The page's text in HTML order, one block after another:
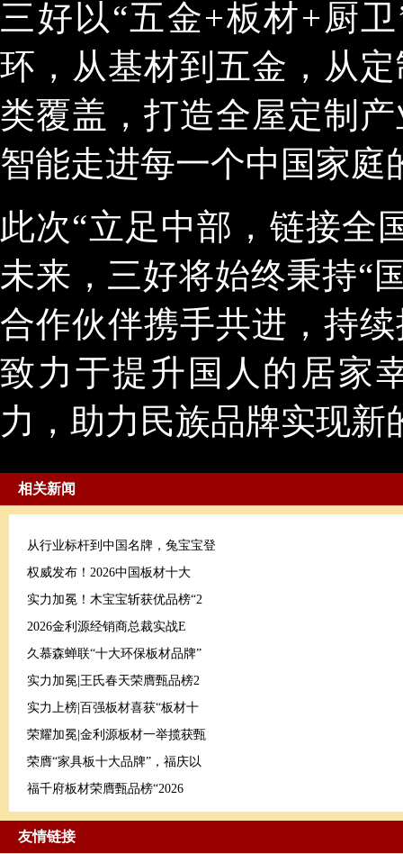
三好以“五金+板材+厨
环，从基材到五金，从
类覆盖，打造全屋定制
智能走进每一个中国家庭
此次“立足中部，链接全
未来，三好将始终秉持“
合作伙伴携手共进，持
致力于提升国人的居家
力，助力民族品牌实现新
相关新闻
从行业标杆到中国名牌，兔宝宝登
权威发布！2026中国板材十大
实力加冕！木宝宝斩获优品榜“2
2026金利源经销商总裁实战E
久慕森蝉联“十大环保板材品牌”
实力加冕|王氏春天荣膺甄品榜2
实力上榜|百强板材喜获“板材十
荣耀加冕|金利源板材一举揽获甄
荣膺“家具板十大品牌”，福庆以
福千府板材荣膺甄品榜“2026
友情链接